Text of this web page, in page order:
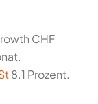
CHF
8.1 Prozent.